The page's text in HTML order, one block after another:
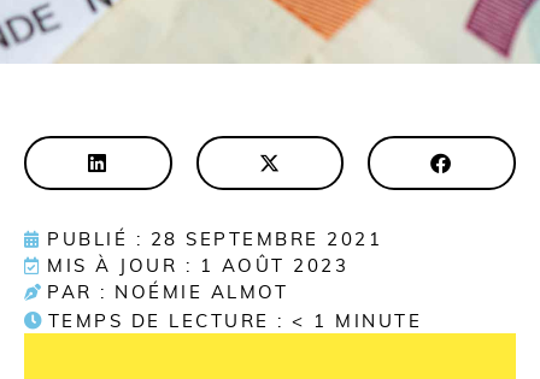
PUBLIÉ : 28 SEPTEMBRE 2021
MIS À JOUR : 1 AOÛT 2023
PAR : NOÉMIE ALMOT
TEMPS DE LECTURE : < 1 MINUTE